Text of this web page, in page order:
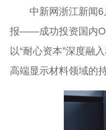
中新网浙江新闻6
报——成功投资国内
以“耐心资本”深度融
高端显示材料领域的